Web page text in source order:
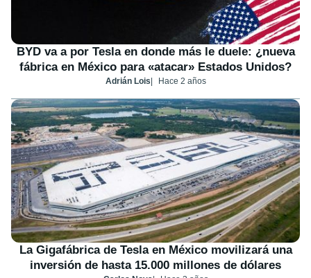
BYD va a por Tesla en donde más le duele: ¿nueva
fábrica en México para «atacar» Estados Unidos?
Adrián Lois Hace 2 años
La Gigafábrica de Tesla en México movilizará una
inversión de hasta 15.000 millones de dólares